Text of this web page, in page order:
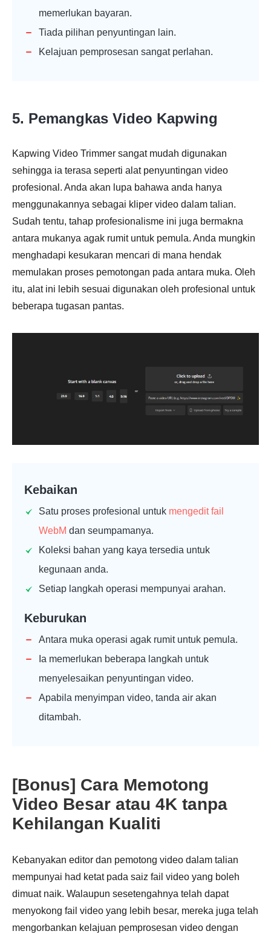
memerlukan bayaran.
Tiada pilihan penyuntingan lain.
Kelajuan pemprosesan sangat perlahan.
5. Pemangkas Video Kapwing
Kapwing Video Trimmer sangat mudah digunakan
sehingga ia terasa seperti alat penyuntingan video
profesional. Anda akan lupa bahawa anda hanya
menggunakannya sebagai kliper video dalam talian.
Sudah tentu, tahap profesionalisme ini juga bermakna
antara mukanya agak rumit untuk pemula. Anda mungkin
menghadapi kesukaran mencari di mana hendak
memulakan proses pemotongan pada antara muka. Oleh
itu, alat ini lebih sesuai digunakan oleh profesional untuk
beberapa tugasan pantas.
Kebaikan
Satu proses profesional untuk mengedit fail
WebM dan seumpamanya.
Koleksi bahan yang kaya tersedia untuk
kegunaan anda.
Setiap langkah operasi mempunyai arahan.
Keburukan
Antara muka operasi agak rumit untuk pemula.
Ia memerlukan beberapa langkah untuk
menyelesaikan penyuntingan video.
Apabila menyimpan video, tanda air akan
ditambah.
[Bonus] Cara Memotong
Video Besar atau 4K tanpa
Kehilangan Kualiti
Kebanyakan editor dan pemotong video dalam talian
mempunyai had ketat pada saiz fail video yang boleh
dimuat naik. Walaupun sesetengahnya telah dapat
menyokong fail video yang lebih besar, mereka juga telah
mengorbankan kelajuan pemprosesan video dengan